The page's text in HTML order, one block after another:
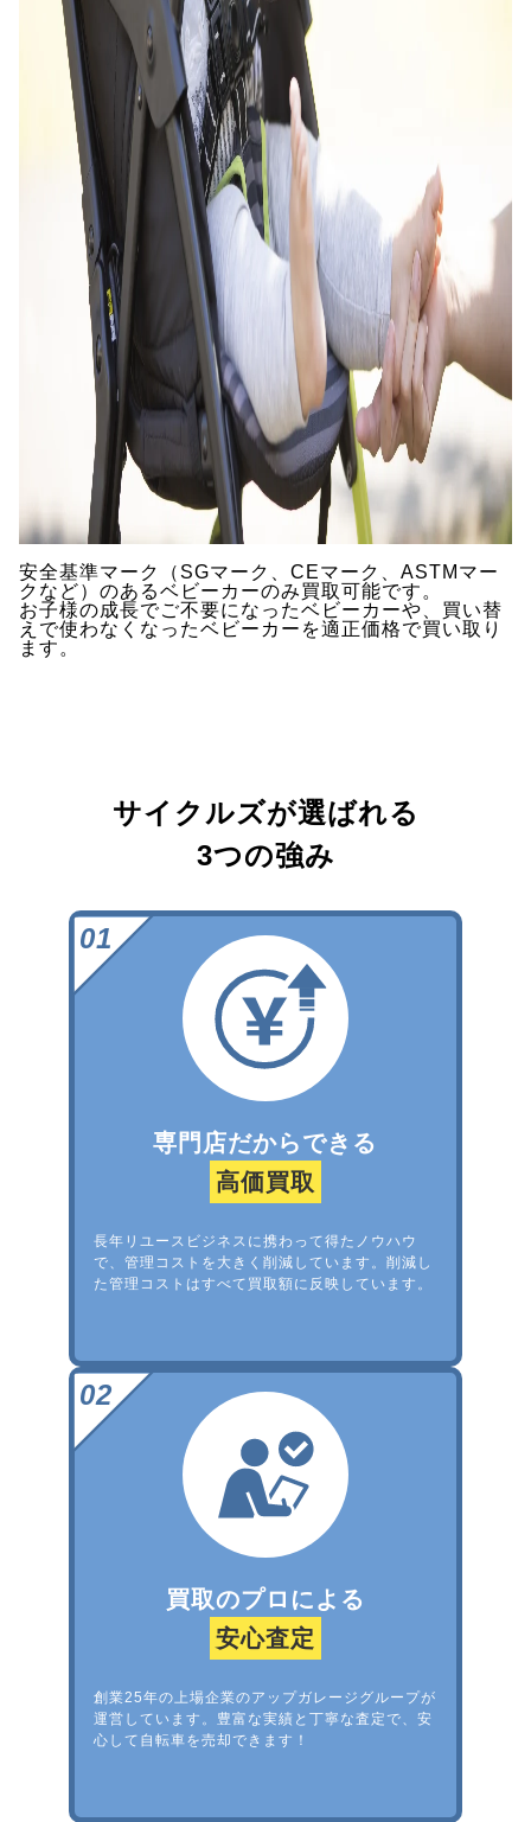
安全基準マーク（SGマーク、CEマーク、ASTMマー
クなど）のあるベビーカーのみ買取可能です。
お子様の成長でご不要になったベビーカーや、買い替
えで使わなくなったベビーカーを適正価格で買い取り
ます。
サイクルズが選ばれる
3つの強み
専門店だからできる
高価買取
長年リユースビジネスに携わって得たノウハウ
で、管理コストを大きく削減しています。削減し
た管理コストはすべて買取額に反映しています。
買取のプロによる
安心査定
創業25年の上場企業のアップガレージグループが
運営しています。豊富な実績と丁寧な査定で、安
心して自転車を売却できます！